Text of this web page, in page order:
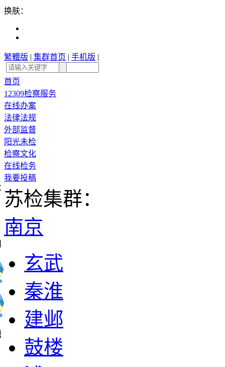
换肤：
繁體版 | 集群首页 | 手机版 |
首页
12309检察服务
在线办案
法律法规
外部监督
阳光未检
检察文化
在线检务
我要投稿
苏检集群：
南京
玄武
秦淮
建邺
鼓楼